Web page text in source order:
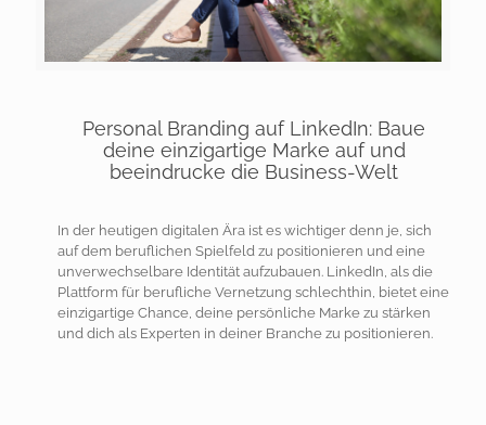
Personal Branding auf LinkedIn: Baue
deine einzigartige Marke auf und
beeindrucke die Business-Welt
In der heutigen digitalen Ära ist es wichtiger denn je, sich
auf dem beruflichen Spielfeld zu positionieren und eine
unverwechselbare Identität aufzubauen. LinkedIn, als die
Plattform für berufliche Vernetzung schlechthin, bietet eine
einzigartige Chance, deine persönliche Marke zu stärken
und dich als Experten in deiner Branche zu positionieren.